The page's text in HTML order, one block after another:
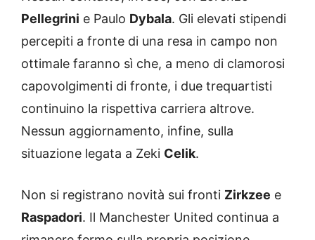
Pellegrini e Paulo Dybala. Gli elevati stipendi
percepiti a fronte di una resa in campo non
ottimale faranno sì che, a meno di clamorosi
capovolgimenti di fronte, i due trequartisti
continuino la rispettiva carriera altrove.
Nessun aggiornamento, infine, sulla
situazione legata a Zeki Celik.
Non si registrano novità sui fronti Zirkzee e
Raspadori. Il Manchester United continua a